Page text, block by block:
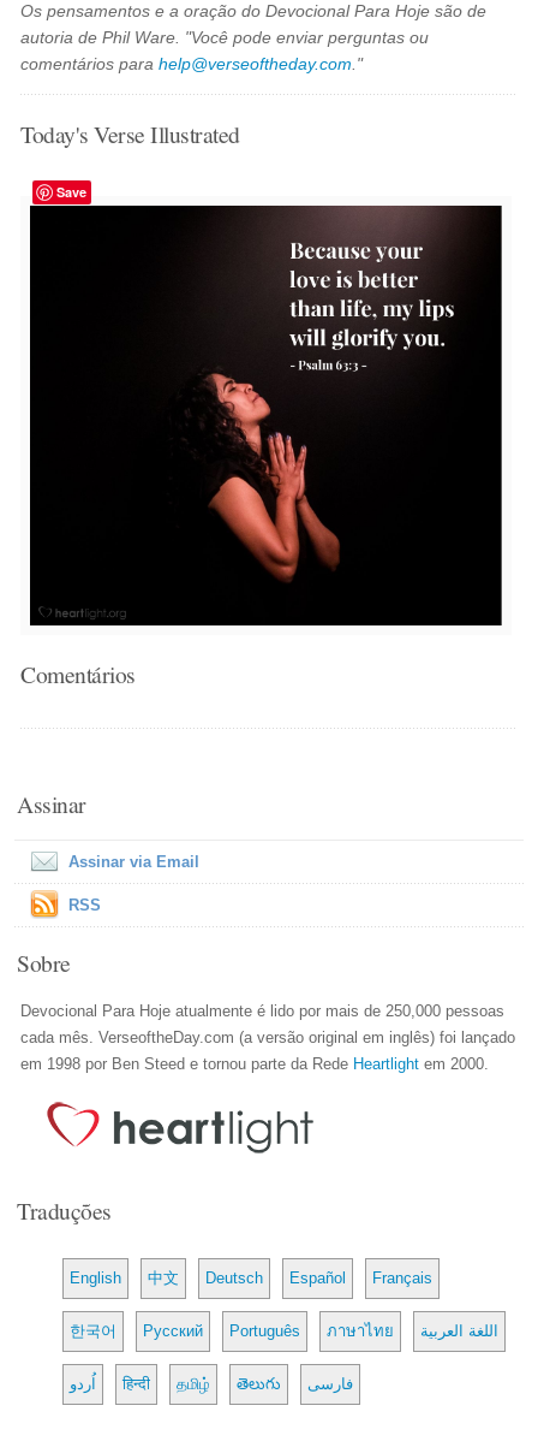
Os pensamentos e a oração do Devocional Para Hoje são de
autoria de Phil Ware. "Você pode enviar perguntas ou
comentários parahelp@verseoftheday.com ."
Today's Verse Illustrated
Save
Comentários
Assinar
Assinar via Email
RSS
Sobre
Devocional Para Hoje atualmente é lido por mais de 250,000 pessoas
cada mês. VerseoftheDay.com (a versão original em inglês) foi lançado
em 1998 por Ben Steed e tornou parte da Rede Heartlight em 2000.
Traduções
English 中文 Deutsch Español Français
한국어 Русский Português ภาษาไทย اللغة العربية
اُردو हिन्दी தமிழ் తెలుగు فارسی